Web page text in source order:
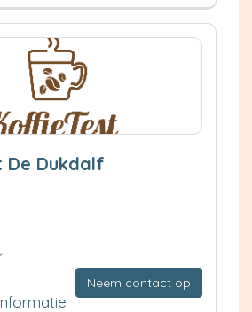
De Dukdalf
Neem contact op